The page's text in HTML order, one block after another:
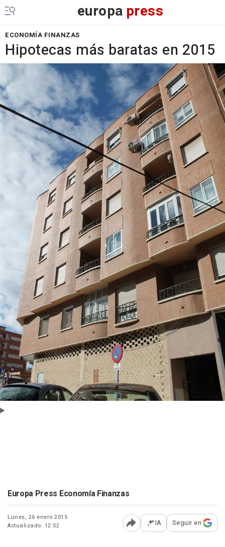
europa press
ECONOMÍA FINANZAS
Hipotecas más baratas en 2015
Europa Press Economía Finanzas
Lunes, 26 enero 2015
Actualizado: 12:52
Abrir opciones para
IA Seguir en